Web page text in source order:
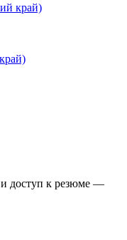
край)
доступ к резюме —